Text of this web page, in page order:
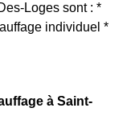
Loges sont : *
individuel *
à Saint-